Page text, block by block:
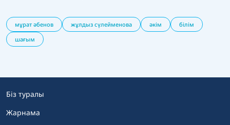
мұрат әбенов жұлдыз сүлейменова әкім
білім
шағым
Біз туралы
Жарнама